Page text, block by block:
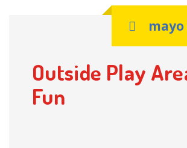
mayo
Outside Play
Fun